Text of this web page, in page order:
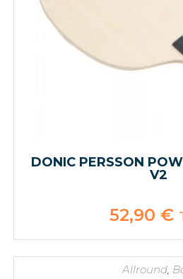
DONIC PERSSON
V2
52,90 €
Allround,